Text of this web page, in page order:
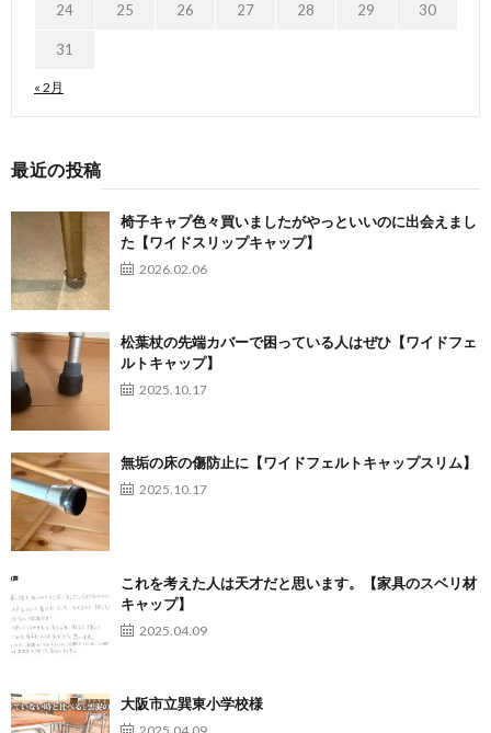
« 2月
24 25 26 27 28 29 30
31
最近の投稿
椅子キャプ色々買いましたがやっといいのに出会えまし
た【ワイドスリップキャップ】
2026.02.06
松葉杖の先端カバーで困っている人はぜひ【ワイドフェ
ルトキャップ】
2025.10.17
無垢の床の傷防止に【ワイドフェルトキャップスリム】
2025.10.17
これを考えた人は天才だと思います。【家具のスベリ材
キャップ】
2025.04.09
大阪市立巽東小学校様